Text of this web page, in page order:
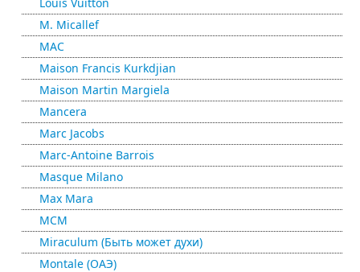
M. Micallef
MAC
Maison Francis Kurkdjian
Maison Martin Margiela
Mancera
Marc Jacobs
Marc-Antoine Barrois
Masque Milano
Max Mara
MCM
Miraculum (Быть может духи)
Montale (ОАЭ)